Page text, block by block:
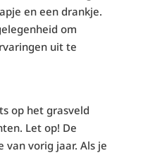
en een drankje.
om
uit te
op het grasveld
Let op! De
van vorig jaar. Als je